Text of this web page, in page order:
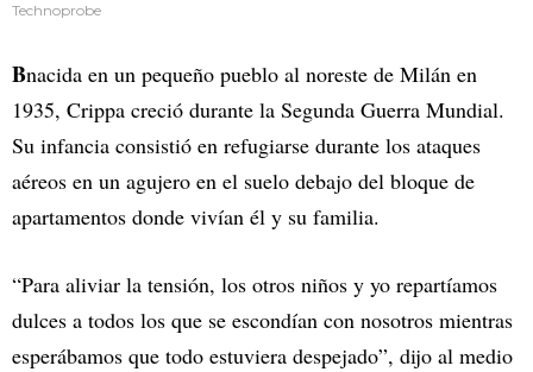
Technoprobe
Bnacida en un pequeño pueblo al noreste de Milán en
1935, Crippa creció durante la Segunda Guerra Mundial.
Su infancia consistió en refugiarse durante los ataques
aéreos en un agujero en el suelo debajo del bloque de
apartamentos donde vivían él y su familia.
“Para aliviar la tensión, los otros niños y yo repartíamos
dulces a todos los que se escondían con nosotros mientras
esperábamos que todo estuviera despejado”, dijo al medio